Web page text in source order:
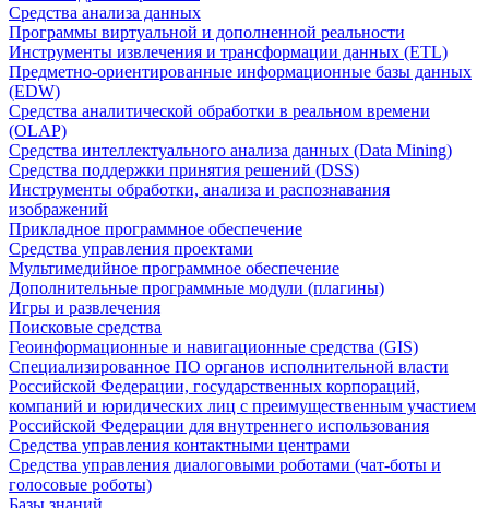
Средства анализа данных
Программы виртуальной и дополненной реальности
Инструменты извлечения и трансформации данных (ETL)
Предметно-ориентированные информационные базы данных
(EDW)
Средства аналитической обработки в реальном времени
(OLAP)
Средства интеллектуального анализа данных (Data Mining)
Средства поддержки принятия решений (DSS)
Инструменты обработки, анализа и распознавания
изображений
Прикладное программное обеспечение
Средства управления проектами
Мультимедийное программное обеспечение
Дополнительные программные модули (плагины)
Игры и развлечения
Поисковые средства
Геоинформационные и навигационные средства (GIS)
Специализированное ПО органов исполнительной власти
Российской Федерации, государственных корпораций,
компаний и юридических лиц с преимущественным участием
Российской Федерации для внутреннего использования
Средства управления контактными центрами
Средства управления диалоговыми роботами (чат-боты и
голосовые роботы)
Базы знаний